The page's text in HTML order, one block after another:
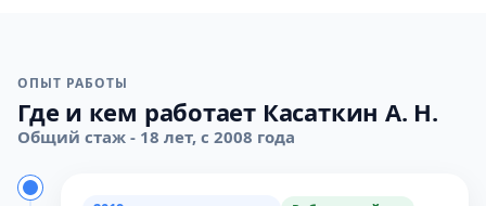
ОПЫТ РАБОТЫ
Где и кем работает Касаткин А. Н.
Общий стаж - 18 лет, с 2008 года